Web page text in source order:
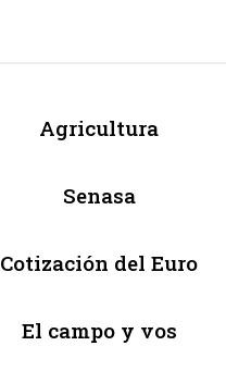
Agricultura
Senasa
Cotización del Euro
El campo y vos